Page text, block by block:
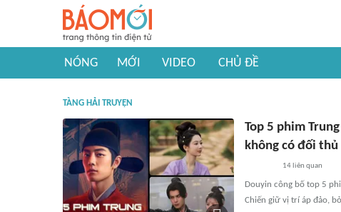
NÓNG MỚI VIDEO CHỦ ĐỀ
TÀNG HẢI TRUYỆN
Top 5 phim
không có đối thủ
14liên quan
Douyin công bố top 5
Chiến giữ vị trí áp đảo,